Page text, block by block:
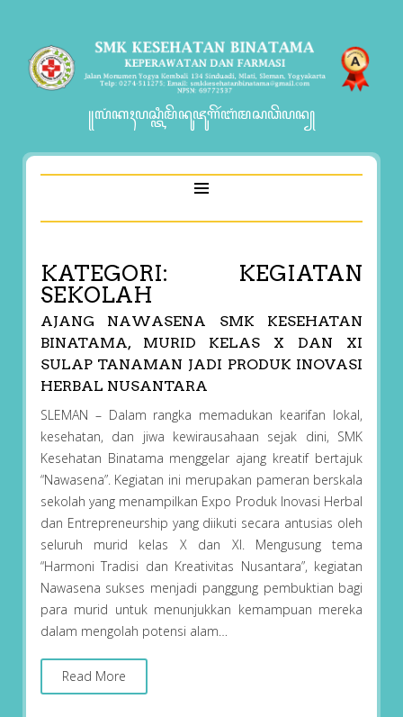
꧋ꦭꦁꦏꦃꦥꦱ꧀ꦠꦶꦩꦼꦤꦸꦗꦸꦒꦼꦂꦧꦁꦩꦱꦣꦼꦥꦤ꧀
KATEGORI: KEGIATAN
SEKOLAH
AJANG NAWASENA SMK KESEHATAN
BINATAMA, MURID KELAS X DAN XI
SULAP TANAMAN JADI PRODUK INOVASI
HERBAL NUSANTARA
SLEMAN – Dalam rangka memadukan kearifan lokal,
kesehatan, dan jiwa kewirausahaan sejak dini, SMK
Kesehatan Binatama menggelar ajang kreatif bertajuk
“Nawasena”. Kegiatan ini merupakan pameran berskala
sekolah yang menampilkan Expo Produk Inovasi Herbal
dan Entrepreneurship yang diikuti secara antusias oleh
seluruh murid kelas X dan XI. Mengusung tema
“Harmoni Tradisi dan Kreativitas Nusantara”, kegiatan
Nawasena sukses menjadi panggung pembuktian bagi
para murid untuk menunjukkan kemampuan mereka
dalam mengolah potensi alam…
Read More